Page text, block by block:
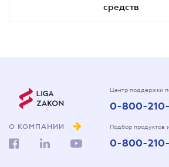
средств
О КОМПАНИИ
Центр поддержки
0-800-
Подбор продуктов
0-800-